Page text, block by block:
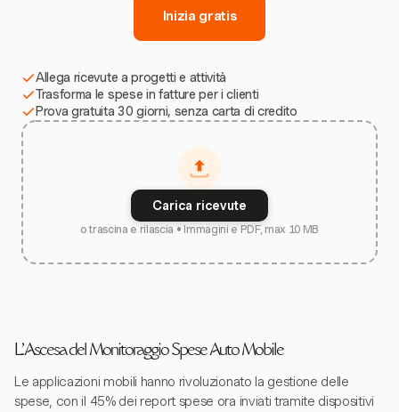
Inizia gratis
Allega ricevute a progetti e attività
Trasforma le spese in fatture per i clienti
Prova gratuita 30 giorni, senza carta di credito
Carica ricevute
o trascina e rilascia • Immagini e PDF, max 10 MB
L'Ascesa del Monitoraggio Spese Auto Mobile
Le applicazioni mobili hanno rivoluzionato la gestione delle
spese, con il 45% dei report spese ora inviati tramite dispositivi